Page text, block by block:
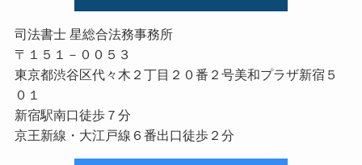
司法書士 星総合法務事務所
〒１５１－００５３
東京都渋谷区代々木２丁目２０番２号美和プラザ新宿５
０１
新宿駅南口徒歩７分
京王新線・大江戸線６番出口徒歩２分